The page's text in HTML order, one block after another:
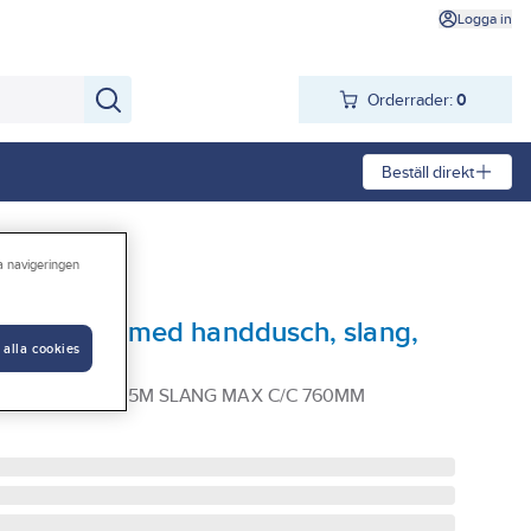
Logga in
Orderrader: 0
Beställ direkt
1-spray med handdusch, slang,
1SPRAY 1.75M SLANG MAX C/C 760MM
navigeringen
alla cookies